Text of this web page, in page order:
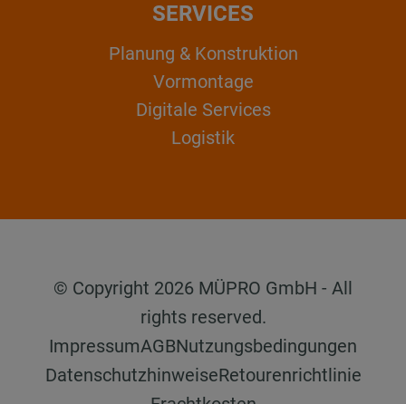
SERVICES
Planung & Konstruktion
Vormontage
Digitale Services
Logistik
© Copyright 2026 MÜPRO GmbH - All
rights reserved.
ImpressumAGBNutzungsbedingungen
DatenschutzhinweiseRetourenrichtlinie